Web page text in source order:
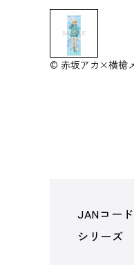
© 赤坂アカ×横槍
JANコード
シリーズ